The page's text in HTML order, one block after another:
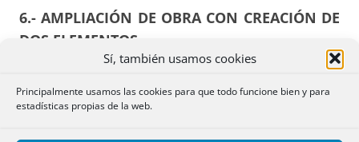
Sí, también usamos cookies
Principalmente usamos las cookies para que todo funcione bien y para
estadísticas propias de la web.
6.-AMPLIACIÓN DE OBRA CON CREACIÓN DE
DOS ELEMENTOS
se procede a crear dos elementos dentro de la edificación,
ampliación la obra que consta inscrita.